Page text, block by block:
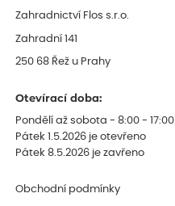
Zahradnictví Flos s.r.o.
Zahradní 141
250 68 Řež u Prahy
Otevírací doba:
Pondělí až sobota - 8:00 - 17:00
Pátek 1.5.2026 je otevřeno
Pátek 8.5.2026 je zavřeno
Obchodní podmínky